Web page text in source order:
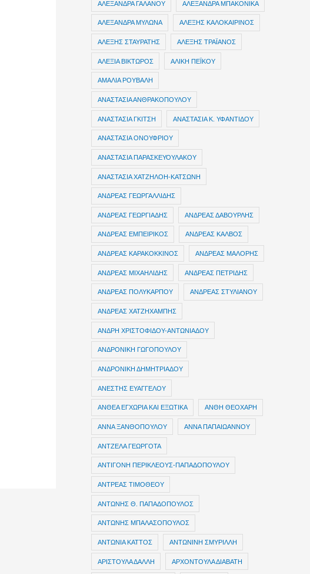
ΑΛΕΞΑΝΔΡΑ ΓΑΛΑΝΟΥ ΑΛΕΞΑΝΔΡΑ ΜΠΑΚΟΝΙΚΑ
ΑΛΕΞΑΝΔΡΑ ΜΥΛΩΝΑ ΑΛΕΞΗΣ ΚΑΛΟΚΑΙΡΙΝΟΣ
ΑΛΕΞΗΣ ΣΤΑΥΡΑΤΗΣ ΑΛΕΞΗΣ ΤΡΑΪΑΝΟΣ
ΑΛΕΞΙΑ ΒΙΚΤΩΡΟΣ ΑΛΙΚΗ ΠΕΪΚΟΥ
ΑΜΑΛΙΑ ΡΟΥΒΑΛΗ
ΑΝΑΣΤΑΣΙΑ ΑΝΘΡΑΚΟΠΟΥΛΟΥ
ΑΝΑΣΤΑΣΙΑ ΓΚΙΤΣΗ ΑΝΑΣΤΑΣΙΑ Κ. ΥΦΑΝΤΙΔΟΥ
ΑΝΑΣΤΑΣΙΑ ΟΝΟΥΦΡΙΟΥ
ΑΝΑΣΤΑΣΙΑ ΠΑΡΑΣΚΕΥΟΥΛΑΚΟΥ
ΑΝΑΣΤΑΣΙΑ ΧΑΤΖΗΛΟΗ-ΚΑΤΣΩΝΗ
ΑΝΔΡΕΑΣ ΓΕΩΡΓΑΛΛΙΔΗΣ
ΑΝΔΡΕΑΣ ΓΕΩΡΓΙΑΔΗΣ ΑΝΔΡΕΑΣ ΔΑΒΟΥΡΛΗΣ
ΑΝΔΡΕΑΣ ΕΜΠΕΙΡΙΚΟΣ ΑΝΔΡΕΑΣ ΚΑΛΒΟΣ
ΑΝΔΡΕΑΣ ΚΑΡΑΚΟΚΚΙΝΟΣ ΑΝΔΡΕΑΣ ΜΑΛΟΡΗΣ
ΑΝΔΡΕΑΣ ΜΙΧΑΗΛΙΔΗΣ ΑΝΔΡΕΑΣ ΠΕΤΡΙΔΗΣ
ΑΝΔΡΕΑΣ ΠΟΛΥΚΑΡΠΟΥ ΑΝΔΡΕΑΣ ΣΤΥΛΙΑΝΟΥ
ΑΝΔΡΕΑΣ ΧΑΤΖΗΧΑΜΠΗΣ
ΑΝΔΡΗ ΧΡΙΣΤΟΦΙΔΟΥ-ΑΝΤΩΝΙΑΔΟΥ
ΑΝΔΡΟΝΙΚΗ ΓΩΓΟΠΟΥΛΟΥ
ΑΝΔΡΟΝΙΚΗ ΔΗΜΗΤΡΙΑΔΟΥ
ΑΝΕΣΤΗΣ ΕΥΑΓΓΕΛΟΥ
ΑΝΘΕΑ ΕΓΧΩΡΙΑ ΚΑΙ ΕΞΩΤΙΚΑ ΑΝΘΗ ΘΕΟΧΑΡΗ
ΑΝΝΑ ΞΑΝΘΟΠΟΥΛΟΥ ΑΝΝΑ ΠΑΠΑΙΩΑΝΝΟΥ
ΑΝΤΖΕΛΑ ΓΕΩΡΓΟΤΑ
ΑΝΤΙΓΟΝΗ ΠΕΡΙΚΛΕΟΥΣ-ΠΑΠΑΔΟΠΟΥΛΟΥ
ΑΝΤΡΕΑΣ ΤΙΜΟΘΕΟΥ
ΑΝΤΩΝΗΣ Θ. ΠΑΠΑΔΟΠΟΥΛΟΣ
ΑΝΤΩΝΗΣ ΜΠΑΛΑΣΟΠΟΥΛΟΣ
ΑΝΤΩΝΙΑ ΚΑΤΤΟΣ ΑΝΤΩΝΙΝΗ ΣΜΥΡΙΛΛΗ
ΑΡΙΣΤΟΥΛΑ ΔΑΛΛΗ ΑΡΧΟΝΤΟΥΛΑ ΔΙΑΒΑΤΗ